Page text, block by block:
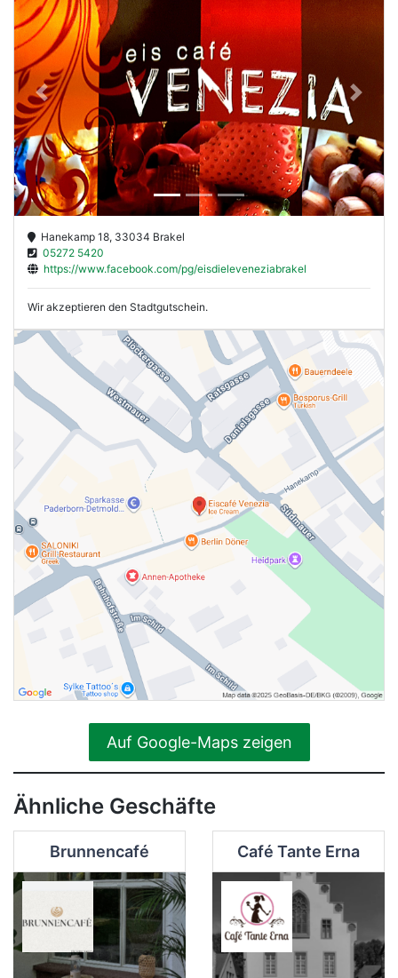
Previous Next
Hanekamp 18, 33034 Brakel
05272 5420
https://www.facebook.com/pg/eisdieleveneziabrakel
Wir akzeptieren den Stadtgutschein.
Auf Google-Maps zeigen
Ähnliche Geschäfte
Brunnencafé Café Tante Erna